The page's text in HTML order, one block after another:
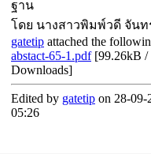
ฐาน
โดย นางสาวพิมพ์วดี จัน
gatetip attached the
abstact-65-1.pdf[99.26kB /
Downloads]
Edited by gatetip on 28-09-
05:26